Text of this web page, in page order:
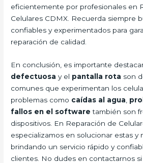
eficientemente por profesionales en
Celulares CDMX. Recuerda siempre
confiables y experimentados para
reparación de calidad.
En conclusión, es importante
defectuosa y el pantalla rota son
comunes que experimentan los
problemas como caídas al agua
fallos en el software también son
dispositivos. En Reparación de
especializamos en solucionar estas y
brindando un servicio rápido y
clientes. No dudes en contactarnos